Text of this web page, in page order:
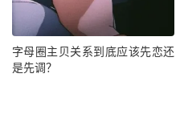
字母圈主贝关系到底应该先恋还
是先调？